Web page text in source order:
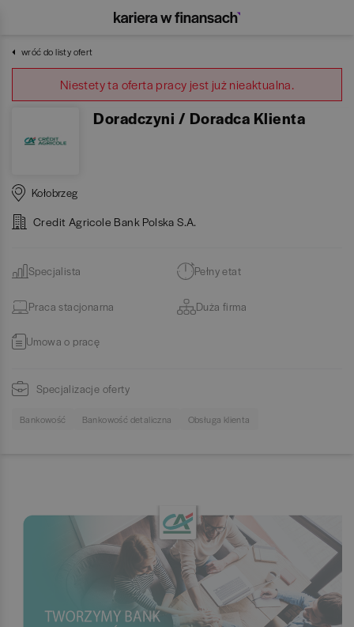
wróć do listy ofert
Niestety ta oferta pracy jest już nieaktualna.
Doradczyni / Doradca Klienta
Kołobrzeg
Credit Agricole Bank Polska S.A.
Specjalista Pełny etat
Praca stacjonarna Duża firma
Umowa o pracę
Specjalizacje oferty
Bankowość Bankowość detaliczna Obsługa klienta